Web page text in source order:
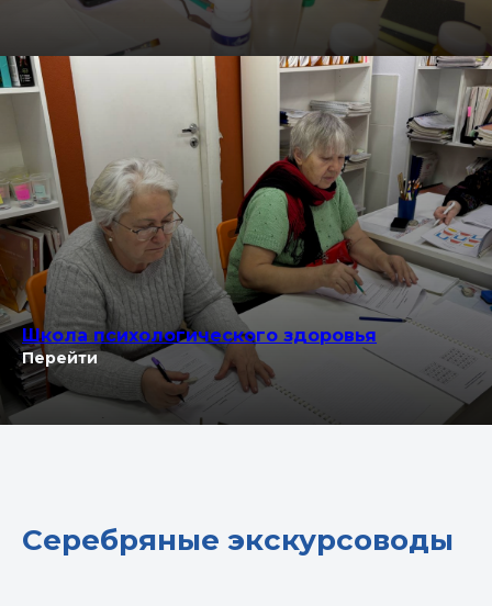
Школа психологического здоровья
Перейти
Серебряные экскурсоводы